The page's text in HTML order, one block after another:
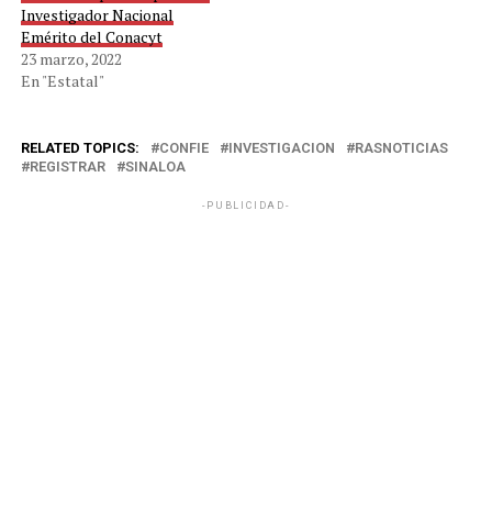
Investigador Nacional
Emérito del Conacyt
23 marzo, 2022
En "Estatal"
RELATED TOPICS: CONFIE INVESTIGACION
RASNOTICIAS
REGISTRAR
SINALOA
-PUBLICIDAD-